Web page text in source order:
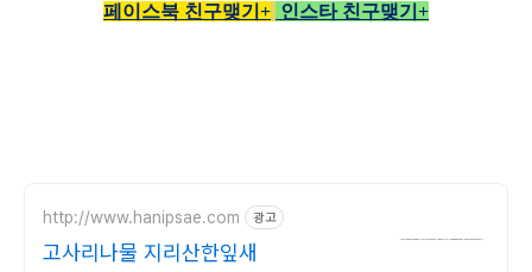
페이스북 친구맺기+ 인스타 친구맺기+
http://www.hanipsae.com 광고
고사리나물 지리산한잎새